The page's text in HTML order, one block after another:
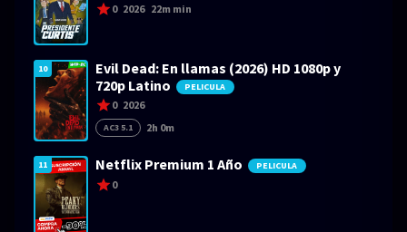
0 2026 22m min
10
Evil Dead: En llamas (2026) HD 1080p y
720p Latino
PELICULA
0 2026
AC3 5.1 2h 0m
11 Netflix Premium 1 Año PELICULA
0